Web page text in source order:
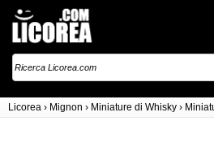
Licorea › Mignon › Miniature di Whisky ›